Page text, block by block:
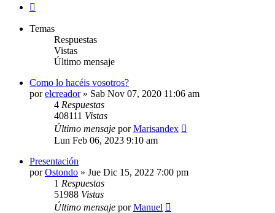
Temas
Respuestas
Vistas
Último mensaje
Como lo hacéis vosotros?
porelcreador» Sab Nov 07, 2020 11:06 am
4 Respuestas
408111 Vistas
Último mensaje porMarisandex
Lun Feb 06, 2023 9:10 am
Presentación
porOstondo » Jue Dic 15, 2022 7:00 pm
1 Respuestas
51988 Vistas
Último mensaje porManuel